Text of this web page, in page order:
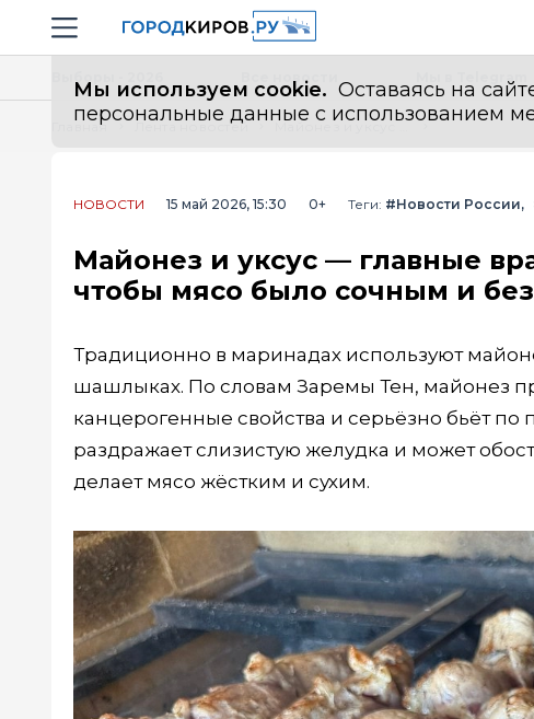
Навигация сайта
Мы используем cookie. Оставаясь на
персональные данные с использованием
Все новости
Главная Лента новостей
НОВОСТИ 15 май 2026, 15:30 0+ Теги: #Новости России
Майонез и уксус — главные
чтобы мясо было сочным и
Традиционно в маринадах используют
шашлыках. По словам Заремы Тен, майонез
канцерогенные свойства и серьёзно бьёт по
раздражает слизистую желудка и может
делает мясо жёстким и сухим.